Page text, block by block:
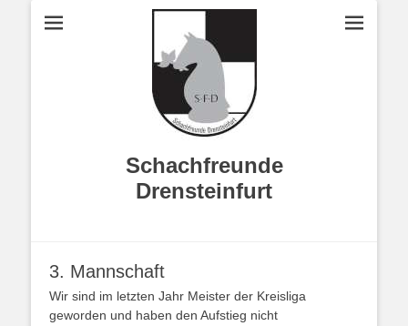
Schachfreunde
Drensteinfurt
3. Mannschaft
Wir sind im letzten Jahr Meister der Kreisliga
geworden und haben den Aufstieg nicht